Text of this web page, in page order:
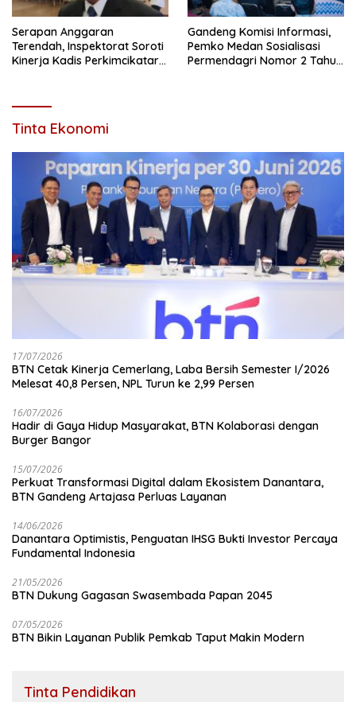
Serapan Anggaran
Terendah, Inspektorat Soroti
Kinerja Kadis Perkimcikataru
Gandeng Komisi Informasi,
Pemko Medan Sosialisasi
Permendagri Nomor 2 Tahun
Tinta Ekonomi
17/07/2026
BTN Cetak Kinerja Cemerlang, Laba Bersih Semester I/2026
Melesat 40,8 Persen, NPL Turun ke 2,99 Persen
16/07/2026
Hadir di Gaya Hidup Masyarakat, BTN Kolaborasi dengan
Burger Bangor
15/07/2026
Perkuat Transformasi Digital dalam Ekosistem Danantara,
BTN Gandeng Artajasa Perluas Layanan
14/06/2026
Danantara Optimistis, Penguatan IHSG Bukti Investor Percaya
Fundamental Indonesia
21/05/2026
BTN Dukung Gagasan Swasembada Papan 2045
07/05/2026
BTN Bikin Layanan Publik Pemkab Taput Makin Modern
Tinta Pendidikan